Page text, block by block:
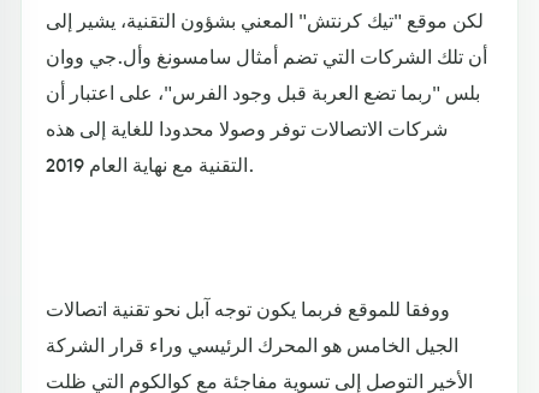
لكن موقع "تيك كرنتش" المعني بشؤون التقنية، يشير إلى
أن تلك الشركات التي تضم أمثال سامسونغ وأل.جي ووان
بلس "ربما تضع العربة قبل وجود الفرس"، على اعتبار أن
شركات الاتصالات توفر وصولا محدودا للغاية إلى هذه
التقنية مع نهاية العام 2019.
ووفقا للموقع فربما يكون توجه آبل نحو تقنية اتصالات
الجيل الخامس هو المحرك الرئيسي وراء قرار الشركة
الأخير التوصل إلى تسوية مفاجئة مع كوالكوم التي ظلت